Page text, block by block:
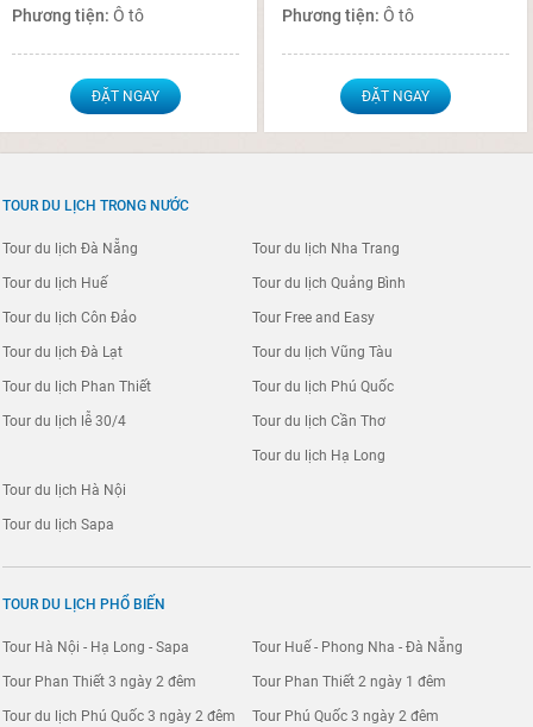
Phương tiện:Ô tô
ĐẶT NGAY
Phương tiện:Ô tô
ĐẶT NGAY
TOUR DU LỊCH TRONG NƯỚC
Tour du lịch Đà Nẵng
Tour du lịch Huế
Tour du lịch Côn Đảo
Tour du lịch Nha Trang
Tour du lịch Quảng Bình
Tour Free and Easy
Tour du lịch Đà Lạt
Tour du lịch Phan Thiết
Tour du lịch lễ 30/4
Tour du lịch Vũng Tàu
Tour du lịch Phú Quốc
Tour du lịch Cần Thơ
Tour du lịch Hạ Long
Tour du lịch Hà Nội
Tour du lịch Sapa
TOUR DU LỊCH PHỔ BIẾN
Tour Hà Nội - Hạ Long - Sapa Tour Huế - Phong Nha - Đà Nẵng
Tour Phan Thiết 3 ngày 2 đêm Tour Phan Thiết 2 ngày 1 đêm
Tour du lịch Phú Quốc 3 ngày 2 đêm Tour Phú Quốc 3 ngày 2 đêm